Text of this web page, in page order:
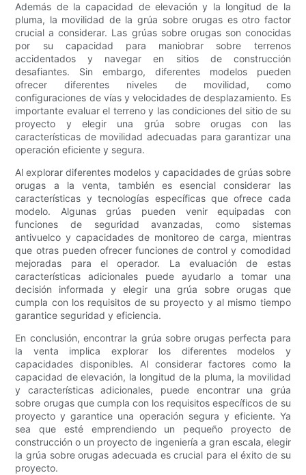
Además de la capacidad de elevación y la longitud de la
pluma, la movilidad de la grúa sobre orugas es otro factor
crucial a considerar. Las grúas sobre orugas son conocidas
por su capacidad para maniobrar sobre terrenos
accidentados y navegar en sitios de construcción
desafiantes. Sin embargo, diferentes modelos pueden
ofrecer diferentes niveles de movilidad, como
configuraciones de vías y velocidades de desplazamiento. Es
importante evaluar el terreno y las condiciones del sitio de su
proyecto y elegir una grúa sobre orugas con las
características de movilidad adecuadas para garantizar una
operación eficiente y segura.
Al explorar diferentes modelos y capacidades de grúas sobre
orugas a la venta, también es esencial considerar las
características y tecnologías específicas que ofrece cada
modelo. Algunas grúas pueden venir equipadas con
funciones de seguridad avanzadas, como sistemas
antivuelco y capacidades de monitoreo de carga, mientras
que otras pueden ofrecer funciones de control y comodidad
mejoradas para el operador. La evaluación de estas
características adicionales puede ayudarlo a tomar una
decisión informada y elegir una grúa sobre orugas que
cumpla con los requisitos de su proyecto y al mismo tiempo
garantice seguridad y eficiencia.
En conclusión, encontrar la grúa sobre orugas perfecta para
la venta implica explorar los diferentes modelos y
capacidades disponibles. Al considerar factores como la
capacidad de elevación, la longitud de la pluma, la movilidad
y características adicionales, puede encontrar una grúa
sobre orugas que cumpla con los requisitos específicos de su
proyecto y garantice una operación segura y eficiente. Ya
sea que esté emprendiendo un pequeño proyecto de
construcción o un proyecto de ingeniería a gran escala, elegir
la grúa sobre orugas adecuada es crucial para el éxito de su
proyecto.